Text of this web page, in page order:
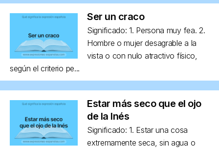
Ser un craco
Significado: 1. Persona muy fea. 2.
Hombre o mujer desagrable a la
vista o con nulo atractivo físico,
según el criterio pe...
Estar más seco que el ojo
de la Inés
Significado: 1. Estar una cosa
extremamente seca, sin agua o